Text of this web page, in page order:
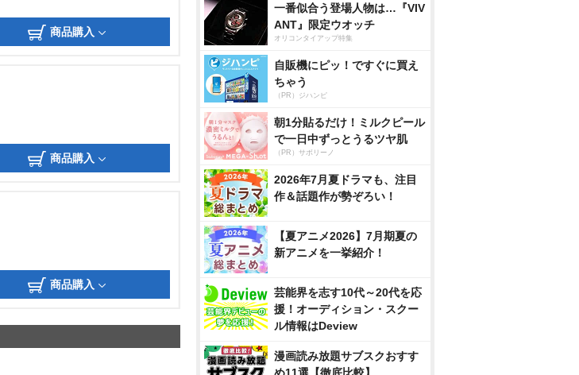
商品購入
商品購入
商品購入
一番似合う登場人物は…『VIV
ANT』限定ウオッチ
オリコンタイアップ特集
自販機にピッ！ですぐに買え
ちゃう
（PR）ジハンピ
朝1分貼るだけ！ミルクピール
で一日中ずっとうるツヤ肌
（PR）サボリーノ
2026年7月夏ドラマも、注目
作＆話題作が勢ぞろい！
【夏アニメ2026】7月期夏の
新アニメを一挙紹介！
芸能界を志す10代～20代を応
援！オーディション・スクー
ル情報はDeview
漫画読み放題サブスクおすす